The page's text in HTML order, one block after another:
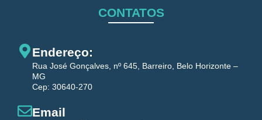
CONTATOS
Endereço:
Rua José Gonçalves, nº 645, Barreiro, Belo Horizonte –
MG
Cep: 30640-270
Email